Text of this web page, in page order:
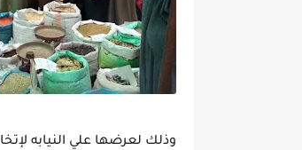
وذلك لعرضها علي النيابه